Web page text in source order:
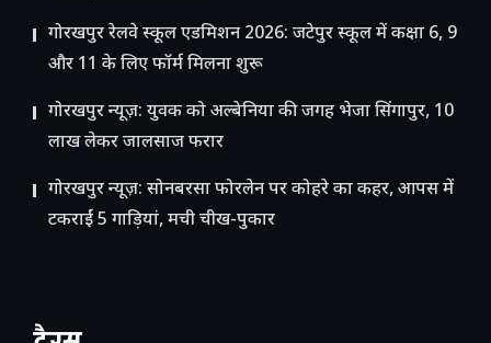
गोरखपुर रेलवे स्कूल एडमिशन 2026: जटेपुर स्कूल में कक्षा 6, 9
और 11 के लिए फॉर्म मिलना शुरू
गोरखपुर न्यूज़: युवक को अल्बेनिया की जगह भेजा सिंगापुर, 10
लाख लेकर जालसाज फरार
गोरखपुर न्यूज़: सोनबरसा फोरलेन पर कोहरे का कहर, आपस में
टकराईं 5 गाड़ियां, मची चीख-पुकार